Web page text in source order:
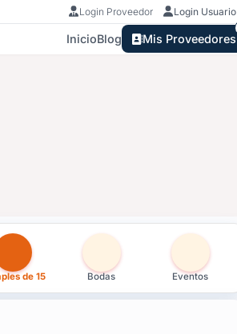
Login Proveedor Login Usuario
InicioBlog Mis Proveedores
de 15 Bodas Eventos